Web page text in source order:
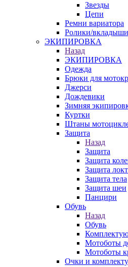
Звезды
Цепи
Ремни вариатора
Ролики/
ЭКИПИРОВКА
Назад
ЭКИПИРОВКА
Одежда
Брюки для
Джерси
Дождевики
Зимняя
Куртки
Штаны
Защита
Назад
Защита
Защита
Защита
Защита тела
Защита шеи
Панцири
Обувь
Назад
Обувь
Мотоботы
Мотоботы
Очки и